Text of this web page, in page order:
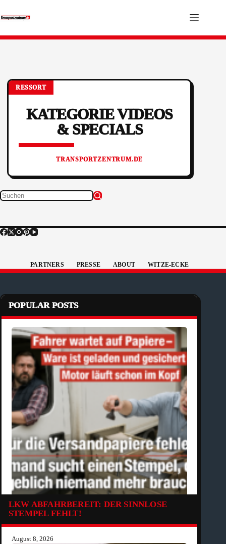
springen
KATEGORIEVIDEOS
& SPECIALS
PARTNERS PRESSE ABOUT WITZE-ECKE
POPULAR POSTS
LKW ABFAHRBEREIT: DER SINNLOSE
STEMPEL FEHLT!
August 8, 2026